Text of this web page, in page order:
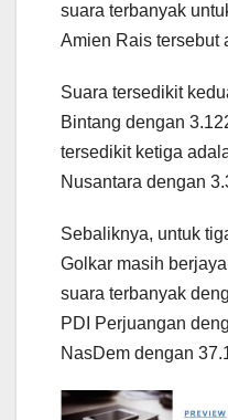
suara terbanyak
Amien Rais tersebut
Suara tersedikit
Bintang dengan
tersedikit ketiga
Nusantara dengan
Sebaliknya, untuk
Golkar masih
suara terbanyak
PDI Perjuangan
NasDem dengan